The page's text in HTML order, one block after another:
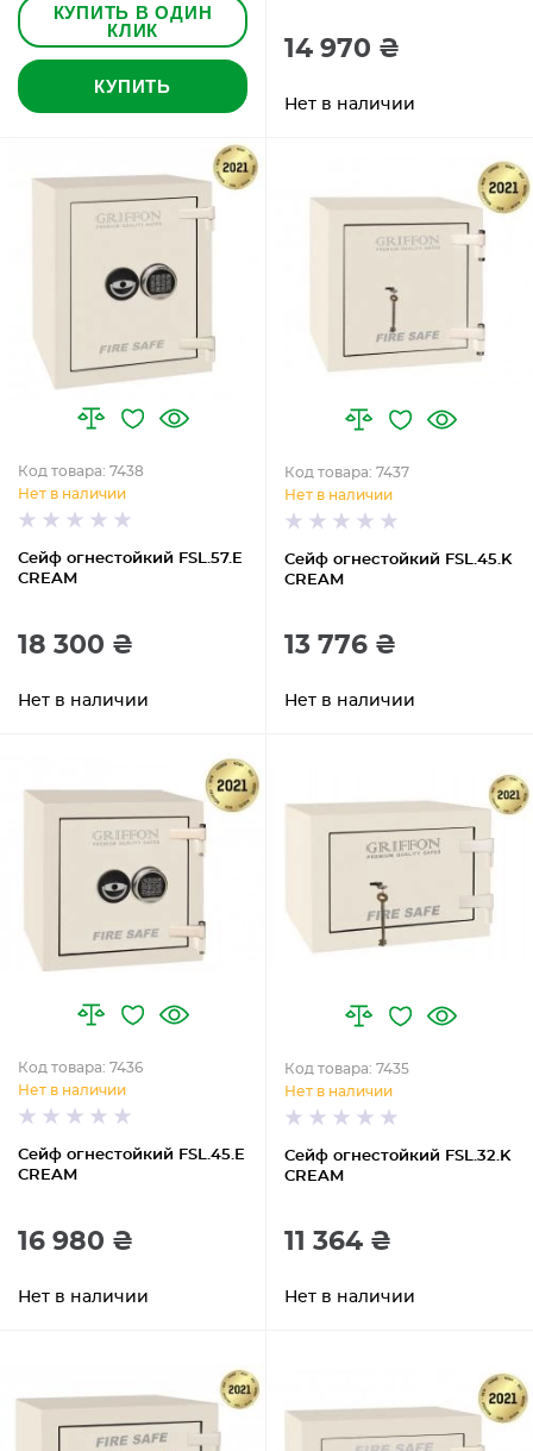
КУПИТЬ В ОДИН
КЛИК
КУПИТЬ
14 970 ₴
Нет в наличии
Сейф огнестойкий FSL.57.E
CREAM
Код товара: 7438
Нет в наличии
18 300 ₴
Нет в наличии
Сейф огнестойкий FSL.45.K
CREAM
Код товара: 7437
Нет в наличии
13 776 ₴
Нет в наличии
Сейф огнестойкий FSL.45.E
CREAM
Код товара: 7436
Нет в наличии
16 980 ₴
Нет в наличии
Сейф огнестойкий FSL.32.K
CREAM
Код товара: 7435
Нет в наличии
11 364 ₴
Нет в наличии